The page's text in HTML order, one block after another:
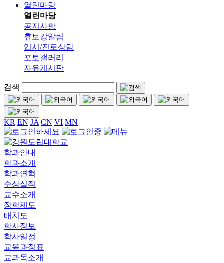
열린마당
열린마당
공지사항
휴보강알림
입시/진로상담
포토갤러리
자유게시판
검색
KR EN JA CN VI MN
학과안내
학과소개
학과연혁
수상실적
교수소개
장학제도
배치도
학사정보
학사일정
교육과정표
교과목소개